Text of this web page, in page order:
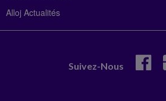
Alloj Actualités
Suivez-Nous